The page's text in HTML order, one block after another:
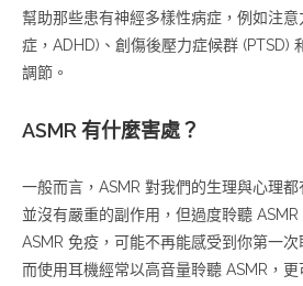
幫助那些患有神經多樣性病症，例如注
症，ADHD)、創傷後壓力症候群 (PTSD)
調節。
ASMR 有什麼害處？
一般而言，ASMR 對我們的生理與心理
並沒有嚴重的副作用，但過度聆聽
ASMR 免疫，可能不再能感受到你第一次
而使用耳機經常以高音量聆聽 ASMR，